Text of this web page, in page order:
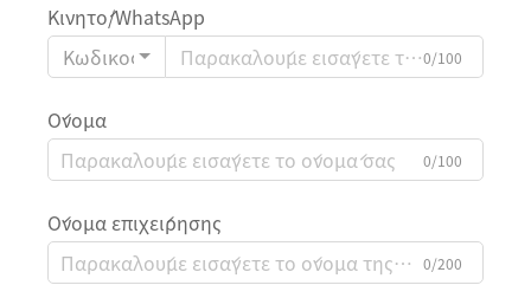
Κινητό/WhatsApp
Κωδικός
0/100
Όνομα
0/100
Όνομα επιχείρησης
0/200